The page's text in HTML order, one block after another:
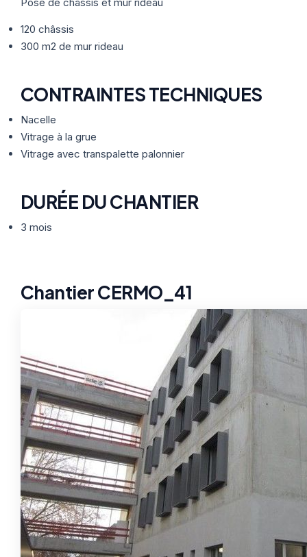
Nos Formules ACTUALITÉS
ETRE RAPPELÉ
120 châssis
300 m2 de mur rideau
CONTRAINTES TECHNIQUES
Nacelle
Vitrage à la grue
Vitrage avec transpalette palonnier
DURÉE DU CHANTIER
3 mois
Chantier CERMO_41